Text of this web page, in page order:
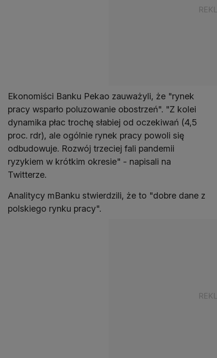
Ekonomiści Banku Pekao zauważyli, że "rynek
pracy wsparło poluzowanie obostrzeń". "Z kolei
dynamika płac trochę słabiej od oczekiwań (4,5
proc. rdr), ale ogólnie rynek pracy powoli się
odbudowuje. Rozwój trzeciej fali pandemii
ryzykiem w krótkim okresie" - napisali na
Twitterze.
Analitycy mBanku stwierdzili, że to "dobre dane z
polskiego rynku pracy".